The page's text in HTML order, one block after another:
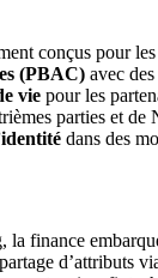
conçus pour
(PBAC) avec
vie pour les
parties et
dans des
finance
d’attributs